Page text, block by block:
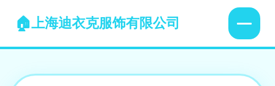
上海迪衣克服饰有限公司